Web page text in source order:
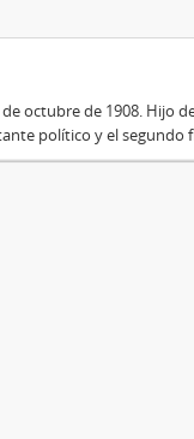
octubre de 1908.
político y el segundo